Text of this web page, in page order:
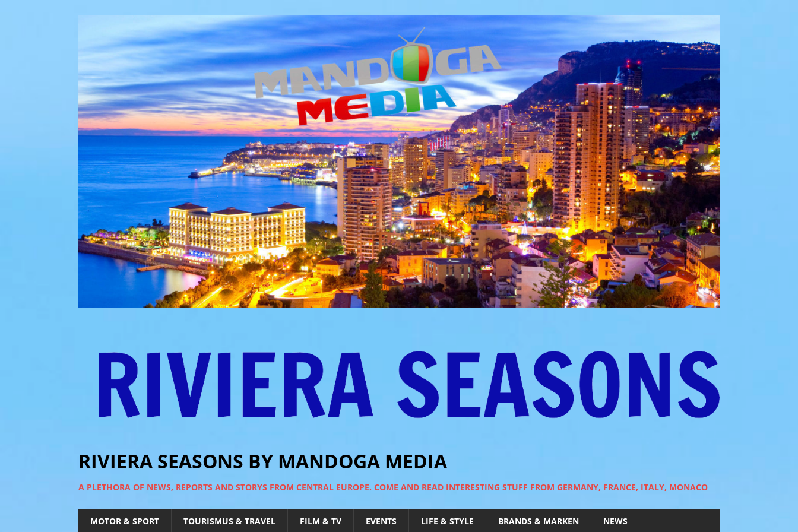
RIVIERA SEASONS BY MANDOGA MEDIA
A PLETHORA OF NEWS, REPORTS AND STORYS FROM CENTRAL EUROPE. COME AND READ INTERESTING STUFF FROM GERMANY, FRANCE, ITALY, MONACO
MOTOR & SPORT TOURISMUS & TRAVEL FILM & TV EVENTS LIFE & STYLE BRANDS & MARKEN NEWS